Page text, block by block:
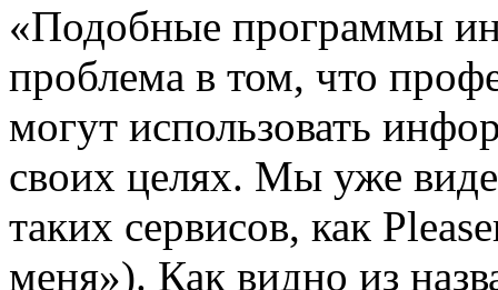
«Подобные программы
проблема в том, что
могут использовать
своих целях. Мы уже
таких сервисов, как
меня»). Как видно из